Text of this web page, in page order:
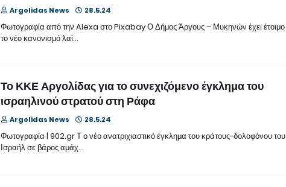
Argolidas News 28.5.24
Φωτογραφία από την Alexa στο Pixabay Ο Δήμος Άργους – Μυκηνών έχει έτοιμο
το νέο κανονισμό λαϊ…
Το ΚΚΕ Αργολίδας για το συνεχιζόμενο έγκλημα του
ισραηλινού στρατού στη Ράφα
Argolidas News 28.5.24
Φωτογραφία | 902.gr Τ ο νέο ανατριχιαστικό έγκλημα του κράτους-δολοφόνου του
Ισραήλ σε βάρος αμάχ…